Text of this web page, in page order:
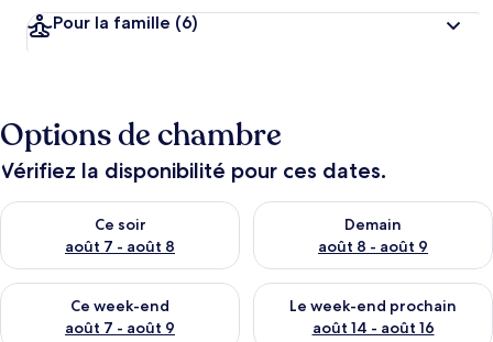
Pour la famille (6)
Options de chambre
Vérifiez la disponibilité pour ces dates.
Ce soir
août 7 - août 8
Vérifier la disponibilité pour ce soir août 7 - août 8
Demain
août 8 - août 9
Vérifier la disponibilité pour
Ce week-end
août 7 - août 9
Vérifier la disponibilité pour ce week-end août 7 - août 9
Le week-end prochain
août 14 - août 16
Vérifier la disponibilité pour